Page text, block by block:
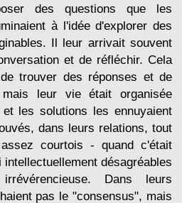
des questions que les
à l'idée d'explorer des
Il leur arrivait souvent
et de réfléchir. Cela
trouver des réponses et de
leur vie était organisée
les solutions les ennuyaient
dans leurs relations, tout
courtois - quand c'était
désagréables
Dans leurs
pas le "consensus", mais